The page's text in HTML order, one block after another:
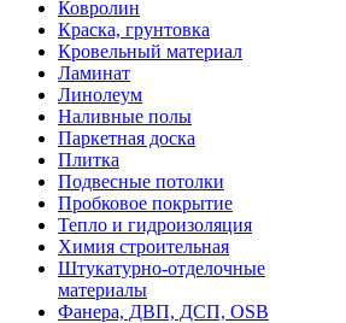
Ковролин
Краска, грунтовка
Кровельный материал
Ламинат
Линолеум
Наливные полы
Паркетная доска
Плитка
Подвесные потолки
Пробковое покрытие
Тепло и гидроизоляция
Химия строительная
Штукатурно-отделочные
материалы
Фанера, ДВП, ДСП, OSB